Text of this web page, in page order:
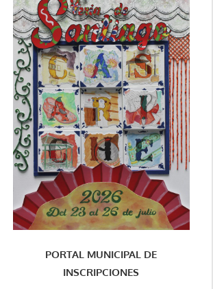
PORTAL MUNICIPAL DE
INSCRIPCIONES